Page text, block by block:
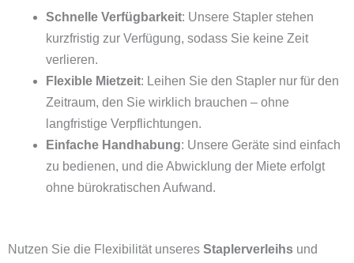
Schnelle Verfügbarkeit: Unsere Stapler stehen
kurzfristig zur Verfügung, sodass Sie keine Zeit
verlieren.
Flexible Mietzeit: Leihen Sie den Stapler nur für den
Zeitraum, den Sie wirklich brauchen – ohne
langfristige Verpflichtungen.
Einfache Handhabung: Unsere Geräte sind einfach
zu bedienen, und die Abwicklung der Miete erfolgt
ohne bürokratischen Aufwand.
Nutzen Sie die Flexibilität unseres Staplerverleihs und